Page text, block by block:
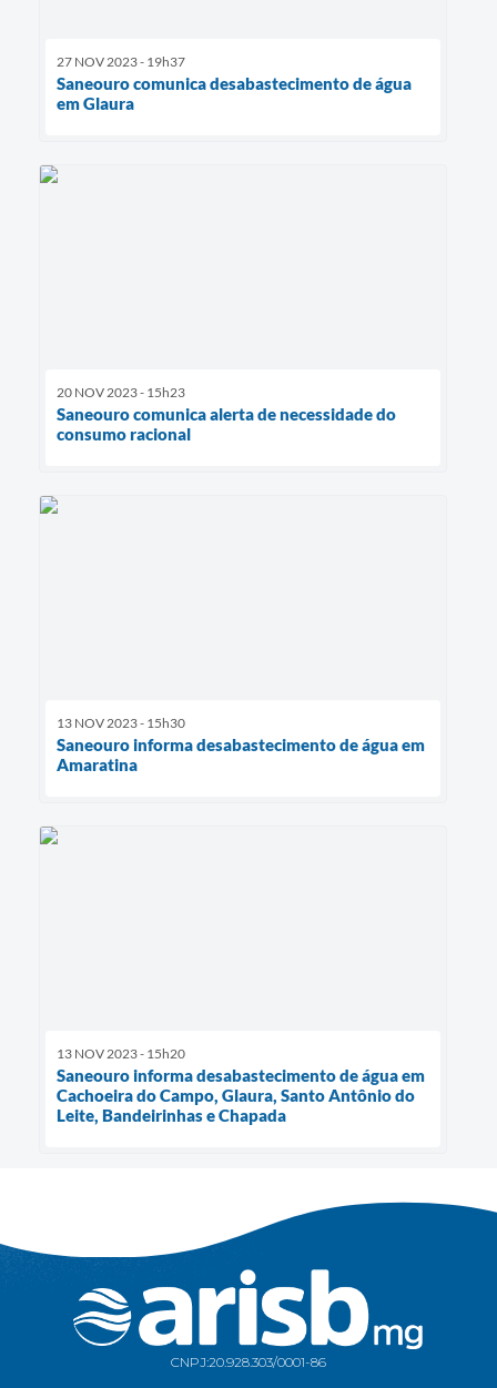
27 NOV 2023 - 19h37
Saneouro comunica desabastecimento de água
em Glaura
20 NOV 2023 - 15h23
Saneouro comunica alerta de necessidade do
consumo racional
13 NOV 2023 - 15h30
Saneouro informa desabastecimento de água em
Amaratina
13 NOV 2023 - 15h20
Saneouro informa desabastecimento de água em
Cachoeira do Campo, Glaura, Santo Antônio do
Leite, Bandeirinhas e Chapada
CNPJ:20.928.303/0001-86